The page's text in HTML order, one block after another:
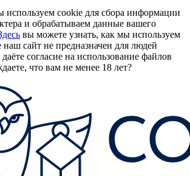
cookie для сбора информации
и обрабатываем данные вашего
вы можете узнать, как мы используем
сайт не предназначен для людей
согласие на использование файлов
что вам не менее 18 лет?